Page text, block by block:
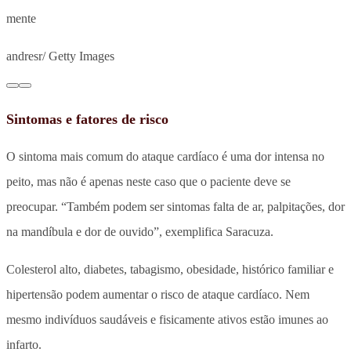
mente
andresr/ Getty Images
Sintomas e fatores de risco
O sintoma mais comum do ataque cardíaco é uma dor intensa no
peito, mas não é apenas neste caso que o paciente deve se
preocupar. “Também podem ser sintomas falta de ar, palpitações, dor
na mandíbula e dor de ouvido”, exemplifica Saracuza.
Colesterol alto, diabetes, tabagismo, obesidade, histórico familiar e
hipertensão podem aumentar o risco de ataque cardíaco. Nem
mesmo indivíduos saudáveis e fisicamente ativos estão imunes ao
infarto.